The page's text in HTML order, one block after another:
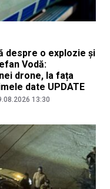
despre o explozie și
Vodă:
drone, la fața
date UPDATE
13:30